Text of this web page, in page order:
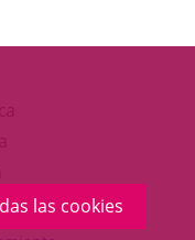
las cookies
aplicación
externa.